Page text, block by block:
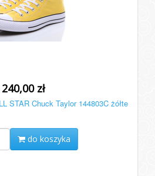
240,00 zł
STAR Chuck Taylor 144803C żółte
do koszyka